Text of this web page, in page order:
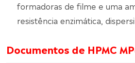
formadoras de filme e uma
resistência enzimática,
Documentos de HPMC